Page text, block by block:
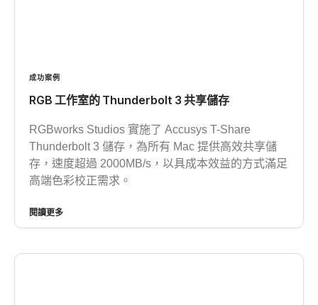
成功案例
RGB 工作室的 Thunderbolt 3 共享儲存
RGBworks Studios 實施了 Accusys T-Share
Thunderbolt 3 儲存，為所有 Mac 提供高效共享儲
存，速度超過 2000MB/s，以具成本效益的方式滿足
高端色彩校正需求。
閱讀更多